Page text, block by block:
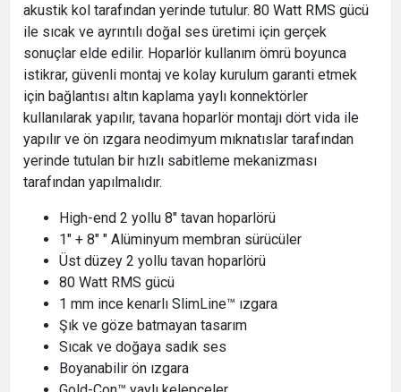
akustik kol tarafından yerinde tutulur. 80 Watt RMS gücü
ile sıcak ve ayrıntılı doğal ses üretimi için gerçek
sonuçlar elde edilir. Hoparlör kullanım ömrü boyunca
istikrar, güvenli montaj ve kolay kurulum garanti etmek
için bağlantısı altın kaplama yaylı konnektörler
kullanılarak yapılır, tavana hoparlör montajı dört vida ile
yapılır ve ön ızgara neodimyum mıknatıslar tarafından
yerinde tutulan bir hızlı sabitleme mekanizması
tarafından yapılmalıdır.
High-end 2 yollu 8" tavan hoparlörü
1" + 8" " Alüminyum membran sürücüler
Üst düzey 2 yollu tavan hoparlörü
80 Watt RMS gücü
1 mm ince kenarlı SlimLine™ ızgara
Şık ve göze batmayan tasarım
Sıcak ve doğaya sadık ses
Boyanabilir ön ızgara